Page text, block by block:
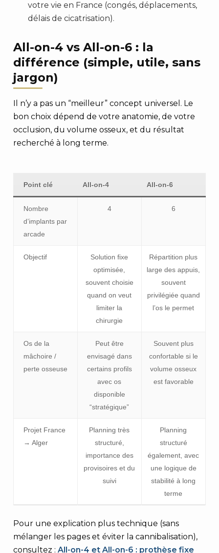
votre vie en France (congés, déplacements,
délais de cicatrisation).
All-on-4 vs All-on-6 : la
différence (simple, utile, sans
jargon)
Il n’y a pas un “meilleur” concept universel. Le
bon choix dépend de votre anatomie, de votre
occlusion, du volume osseux, et du résultat
recherché à long terme.
Point clé All-on-4 All-on-6
Nombre
d’implants par
arcade
4 6
Objectif
Solution fixe
optimisée,
souvent choisie
quand on veut
limiter la
chirurgie
Répartition plus
large des appuis,
souvent
privilégiée quand
l’os le permet
Os de la
mâchoire /
perte osseuse
Peut être
envisagé dans
certains profils
avec os
disponible
“stratégique”
Souvent plus
confortable si le
volume osseux
est favorable
Projet France
→ Alger
Planning très
structuré,
importance des
provisoires et du
suivi
Planning
structuré
également, avec
une logique de
stabilité à long
terme
Pour une explication plus technique (sans
mélanger les pages et éviter la cannibalisation),
consultez : All-on-4 et All-on-6 : prothèse fixe